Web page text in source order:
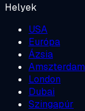
Helyek
USA
Európa
Ázsia
Amszterdam
London
Dubai
Szingapúr